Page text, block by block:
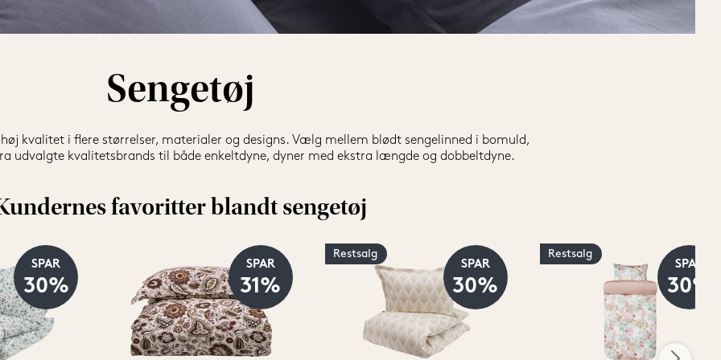
Sengetøj
høj kvalitet i flere størrelser, materialer og designs. Vælg mellem blødt sengelinned i bomuld,
udvalgte kvalitetsbrands til både enkeltdyne, dyner med ekstra længde og dobbeltdyne.
favoritter blandt sengetøj
SPAR
30%
SPAR
31%
Restsalg
SPAR
30%
Restsalg
SPAR
30%